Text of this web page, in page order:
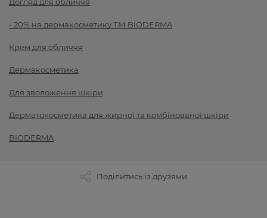
Догляд для обличчя
- 20% на дермакосметику ТМ BIODERMA
Крем для обличчя
Дермакосметика
Для зволоження шкіри
Дерматокосметика для жирної та комбінованої шкіри
BIODERMA
Поділитись із друзями